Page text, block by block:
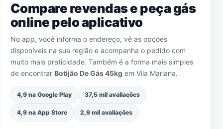
Compare revendas e peça gás
online pelo aplicativo
No app, você informa o endereço, vê as opções
disponíveis na sua região e acompanha o pedido com
muito mais praticidade. Também é a forma mais simples
de encontrar Botijão De Gás 45kg em Vila Mariana.
4,9 na Google Play 37,5 mil avaliações
4,9 na App Store 2,9 mil avaliações